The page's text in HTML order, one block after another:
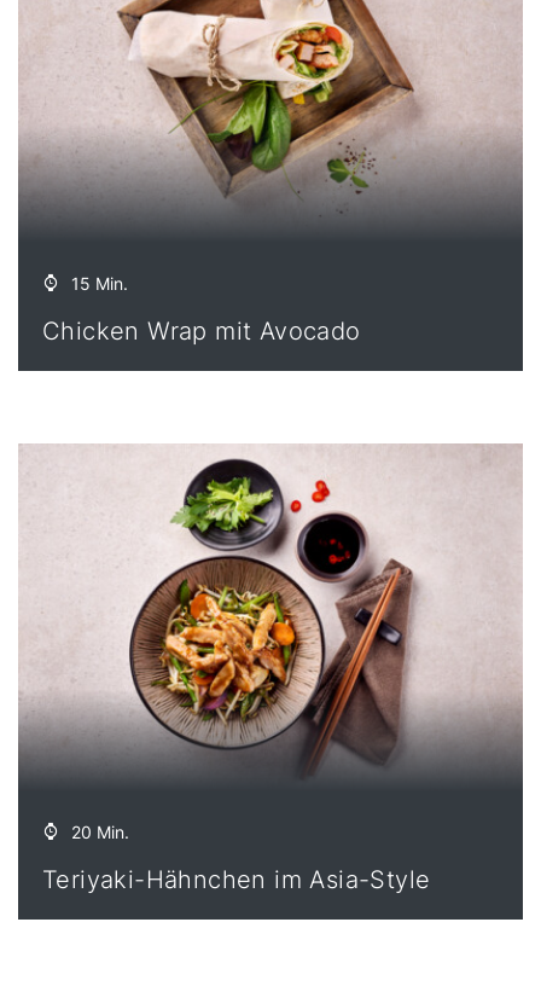
15 Min.
Chicken Wrap mit Avocado
20 Min.
Teriyaki-Hähnchen im Asia-Style